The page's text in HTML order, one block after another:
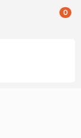
0